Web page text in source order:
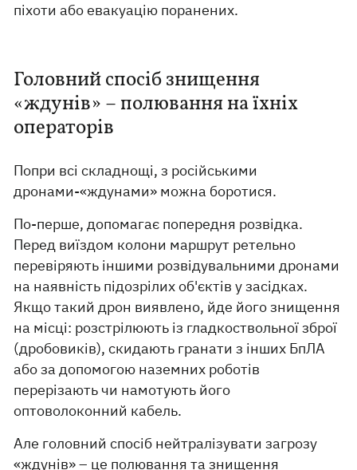
піхоти або евакуацію поранених.
Головний спосіб знищення
«ждунів» – полювання на їхніх
операторів
Попри всі складнощі, з російськими
дронами-«ждунами» можна боротися.
По-перше, допомагає попередня розвідка.
Перед виїздом колони маршрут ретельно
перевіряють іншими розвідувальними дронами
на наявність підозрілих об'єктів у засідках.
Якщо такий дрон виявлено, йде його знищення
на місці: розстрілюють із гладкоствольної зброї
(дробовиків), скидають гранати з інших БпЛА
або за допомогою наземних роботів
перерізають чи намотують його
оптоволоконний кабель.
Але головний спосіб нейтралізувати загрозу
«ждунів» – це полювання та знищення